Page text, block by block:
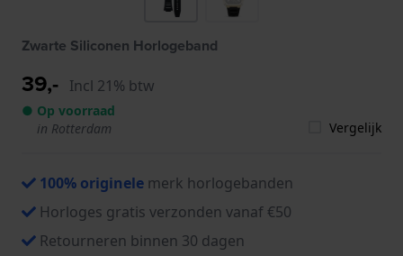
Zwarte Siliconen Horlogeband
39,- Incl 21% btw
● Op voorraad
in Rotterdam
Vergelijk
100% originele merk horlogebanden
Horloges gratis verzonden vanaf €50
Retourneren binnen 30 dagen